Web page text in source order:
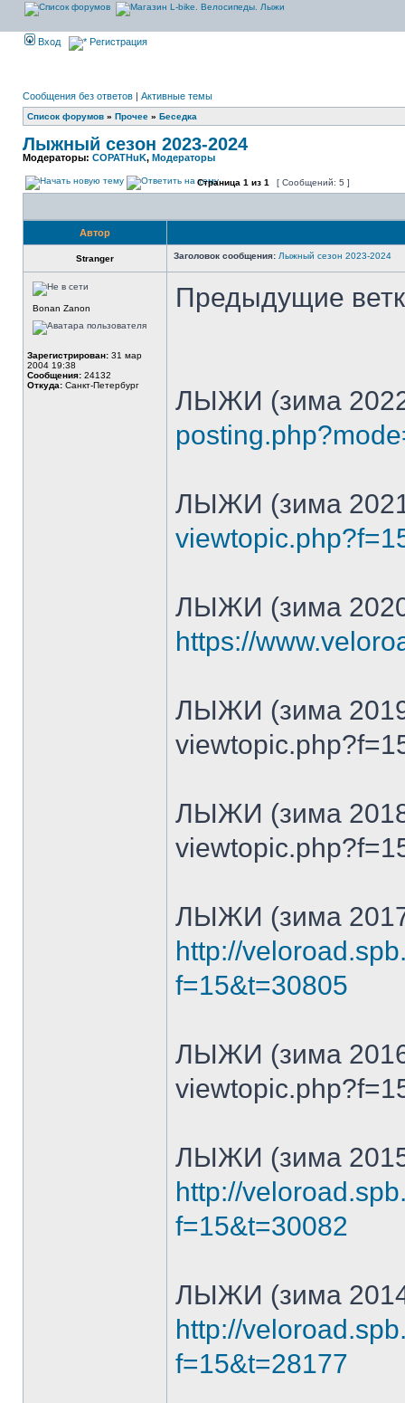
Вход Регистрация
Сообщения без ответов | Активные темы
Список форумов » Прочее » Беседка
Лыжный сезон 2023-2024
Модераторы: COPATHuK, Модераторы
Страница 1 из 1 [ Сообщений: 5 ]
Автор
Stranger Заголовок сообщения: Лыжный сезон 2023-2024
Bonan Zanon
Зарегистрирован: 31 мар
2004 19:38
Сообщения: 24132
Откуда: Санкт-Петербург
Предыдущие
ЛЫЖИ (зима
ЛЫЖИ (зима
ЛЫЖИ (зима
https://
ЛЫЖИ (зима
ЛЫЖИ (зима
ЛЫЖИ (зима
http://
f=15&t=30805
ЛЫЖИ (зима
ЛЫЖИ (зима
http://
f=15&t=30082
ЛЫЖИ (зима
http://
f=15&t=28177